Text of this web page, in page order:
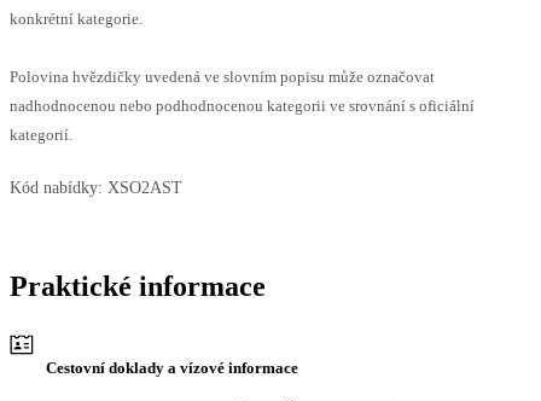
konkrétní kategorie.
Polovina hvězdičky uvedená ve slovním popisu může označovat
nadhodnocenou nebo podhodnocenou kategorii ve srovnání s oficiální
kategorií.
Kód nabídky: XSO2AST
Praktické informace
Cestovní doklady a vízové informace